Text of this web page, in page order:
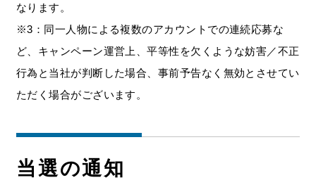
なります。
※3：同一人物による複数のアカウントでの連続応募な
ど、キャンペーン運営上、平等性を欠くような妨害／不正
行為と当社が判断した場合、事前予告なく無効とさせてい
ただく場合がございます。
当選の通知